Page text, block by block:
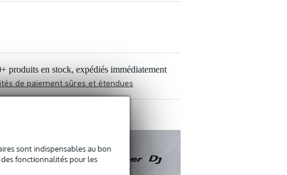
sont indispensables au bon
fonctionnalités pour les
produits en stock, expédiés immédiatement
de paiement sûres et étendues